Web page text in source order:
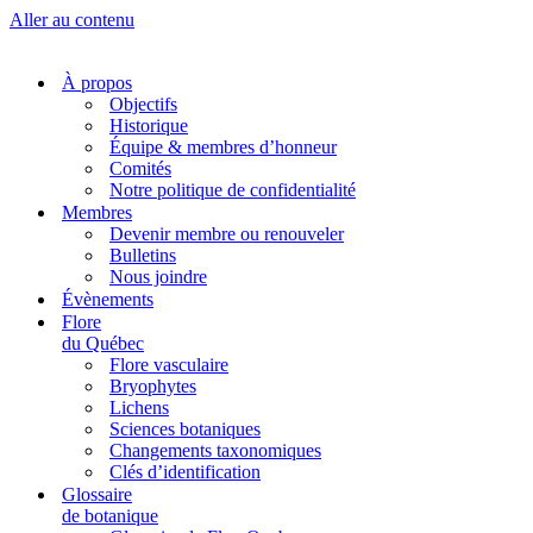
Aller au contenu
À propos
Objectifs
Historique
Équipe & membres d’honneur
Comités
Notre politique de confidentialité
Membres
Devenir membre ou renouveler
Bulletins
Nous joindre
Évènements
Flore
du Québec
Flore vasculaire
Bryophytes
Lichens
Sciences botaniques
Changements taxonomiques
Clés d’identification
Glossaire
de botanique